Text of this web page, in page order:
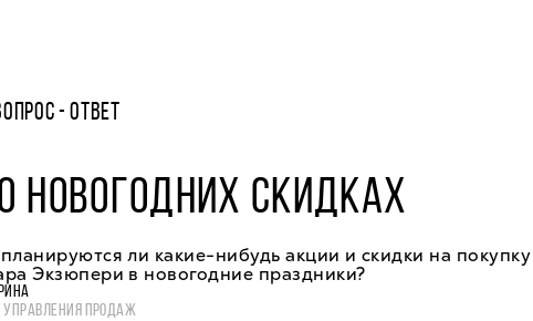
- ОТВЕТ
НОВОГОДНИХ СКИДКАХ
ли какие-нибудь акции и скидки на покупку
Экзюпери в новогодние праздники?
УПРАВЛЕНИЯ ПРОДАЖ